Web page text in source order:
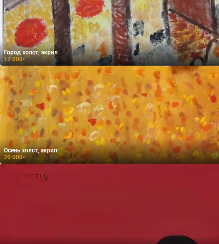
Город холст, акрил
12 000₽
Осень холст, акрил
20 000₽